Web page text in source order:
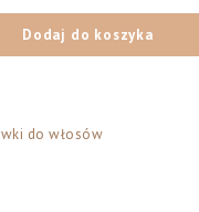
Dodaj do koszyka
do włosów